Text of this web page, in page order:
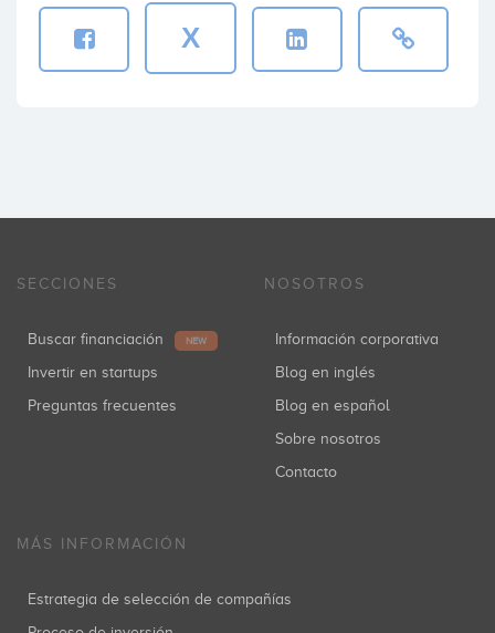
X
SECCIONES
Buscar financiación NEW
Invertir en startups
Preguntas frecuentes
NOSOTROS
Información corporativa
Blog en inglés
Blog en español
Sobre nosotros
Contacto
MÁS INFORMACIÓN
Estrategia de selección de compañías